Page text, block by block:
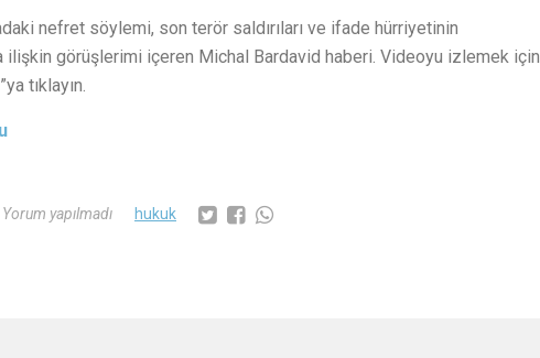
nefret söylemi, son terör saldırıları ve ifade hürriyetinin
ilişkin görüşlerimi içeren Michal Bardavid haberi. Videoyu izlemek için
tıklayın.
Yorum yapılmadı hukuk